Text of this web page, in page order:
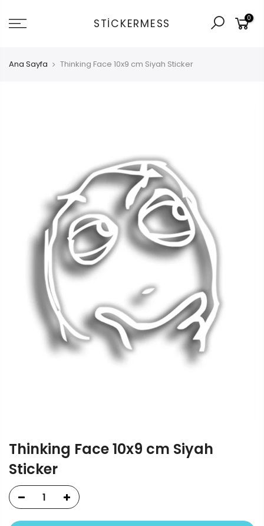
git
STICKERMESS 0
Ana Sayfa Thinking Face 10x9 cm Siyah Sticker
Thinking Face 10x9 cm Siyah
Sticker